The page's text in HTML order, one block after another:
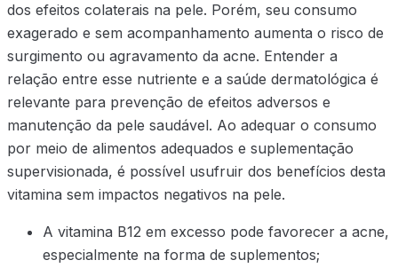
dos efeitos colaterais na pele. Porém, seu consumo
exagerado e sem acompanhamento aumenta o risco de
surgimento ou agravamento da acne. Entender a
relação entre esse nutriente e a saúde dermatológica é
relevante para prevenção de efeitos adversos e
manutenção da pele saudável. Ao adequar o consumo
por meio de alimentos adequados e suplementação
supervisionada, é possível usufruir dos benefícios desta
vitamina sem impactos negativos na pele.
A vitamina B12 em excesso pode favorecer a acne,
especialmente na forma de suplementos;